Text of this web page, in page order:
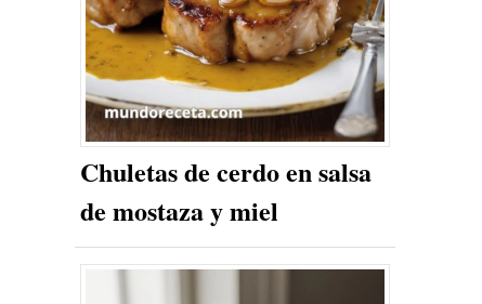
Chuletas de cerdo en salsa
de mostaza y miel